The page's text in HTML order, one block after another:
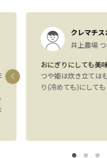
クレマチス
井上農場
おにぎりにしても美
つや姫は炊き立ては
り(冷めても)にして